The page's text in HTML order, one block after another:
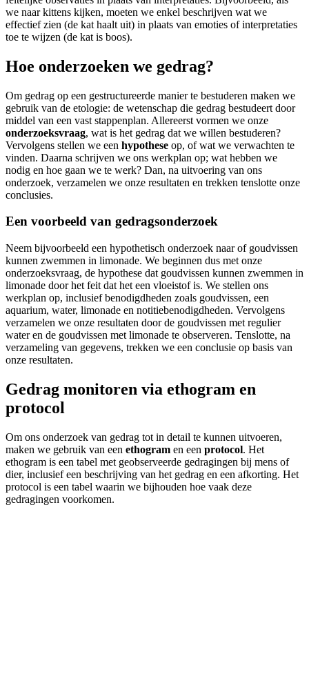
we naar kittens kijken, moeten we enkel beschrijven wat we
effectief zien (de kat haalt uit) in plaats van emoties of interpretaties
toe te wijzen (de kat is boos).
Hoe onderzoeken we gedrag?
Om gedrag op een gestructureerde manier te bestuderen maken we
gebruik van de etologie: de wetenschap die gedrag bestudeert door
middel van een vast stappenplan. Allereerst vormen we onze
onderzoeksvraag, wat is het gedrag dat we willen bestuderen?
Vervolgens stellen we een hypothese op, of wat we verwachten te
vinden. Daarna schrijven we ons werkplan op; wat hebben we
nodig en hoe gaan we te werk? Dan, na uitvoering van ons
onderzoek, verzamelen we onze resultaten en trekken tenslotte onze
conclusies.
Een voorbeeld van gedragsonderzoek
Neem bijvoorbeeld een hypothetisch onderzoek naar of goudvissen
kunnen zwemmen in limonade. We beginnen dus met onze
onderzoeksvraag, de hypothese dat goudvissen kunnen zwemmen in
limonade door het feit dat het een vloeistof is. We stellen ons
werkplan op, inclusief benodigdheden zoals goudvissen, een
aquarium, water, limonade en notitiebenodigdheden. Vervolgens
verzamelen we onze resultaten door de goudvissen met regulier
water en de goudvissen met limonade te observeren. Tenslotte, na
verzameling van gegevens, trekken we een conclusie op basis van
onze resultaten.
Gedrag monitoren via ethogram en
protocol
Om ons onderzoek van gedrag tot in detail te kunnen uitvoeren,
maken we gebruik van een ethogram en een protocol. Het
ethogram is een tabel met geobserveerde gedragingen bij mens of
dier, inclusief een beschrijving van het gedrag en een afkorting. Het
protocol is een tabel waarin we bijhouden hoe vaak deze
gedragingen voorkomen.